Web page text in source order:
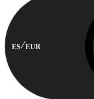
ES EUR